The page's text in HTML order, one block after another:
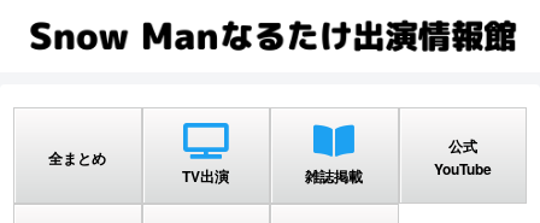
全まとめ
TV出演
雑誌掲載
公式
YouTube